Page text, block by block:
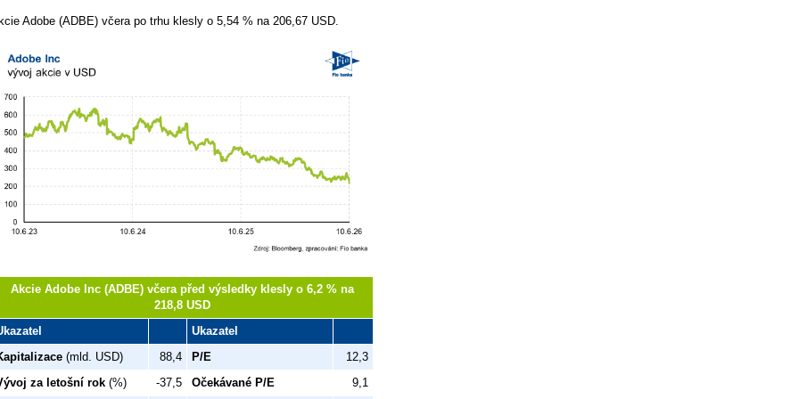
Adobe (ADBE) včera po trhu klesly o 5,54 % na 206,67 USD.
Akcie Adobe Inc (ADBE) včera před výsledky klesly o 6,2 % na
218,8 USD
Ukazatel
(mld. USD) 88,4 P/E
12,3
za letošní rok (%) -37,5 Očekávané P/E 9,1